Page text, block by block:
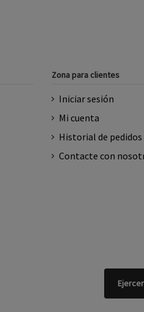
Zona para clientes
Iniciar sesión
Mi cuenta
Historial de pedidos
Contacte con